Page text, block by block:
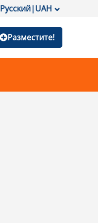
Русский|UAH
Разместите!